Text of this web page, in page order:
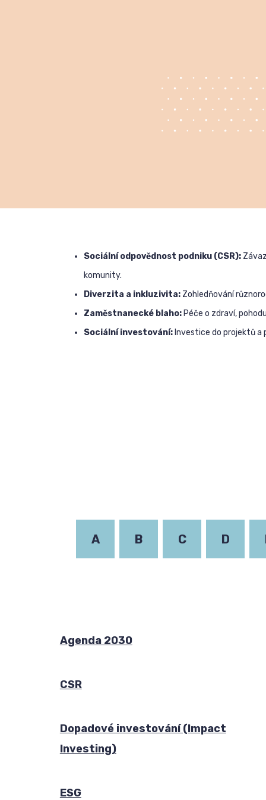
Sociální odpovědnost podniku (CSR):
komunity.
Diverzita a inkluzivita:Zohledňování
Zaměstnanecké blaho:Péče o zdraví,
Sociální investování:Investice do projektů a
A B C D
Agenda 2030
CSR
Dopadové investování (Impact
Investing)
ESG